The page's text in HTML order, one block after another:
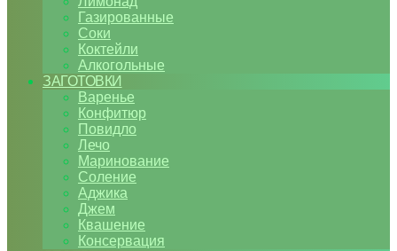
Газированные
Соки
Коктейли
Алкогольные
ЗАГОТОВКИ
Варенье
Конфитюр
Повидло
Лечо
Маринование
Соление
Аджика
Джем
Квашение
Консервация